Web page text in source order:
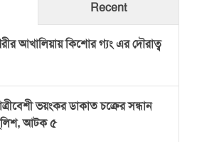
Recent
আখালিয়ায় কিশোর গ্যং এর দৌরাত্ব
ভয়ংকর ডাকাত চক্রের সন্ধান
আটক ৫